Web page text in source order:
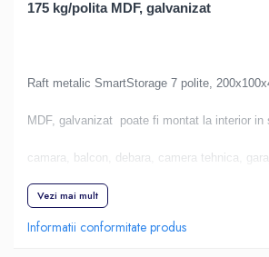
175 kg/polita MDF, galvanizat
Raft metalic SmartStorage 7 polite,
MDF, galvanizat poate fi montat la interior in
camara, balcon, debara, camera tehnica,
si arhive, asigurand depozitarea si
obiecte. Nu se monteaza in spatiile cu
Vezi mai mult
Informatii conformitate produs